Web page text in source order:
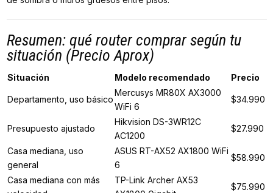
Resumen: qué router comprar según tu
situación (Precio Aprox)
Situación Modelo recomendado Precio
Departamento, uso básico
Mercusys MR80X AX3000
WiFi 6
$34.990
Presupuesto ajustado
Hikvision DS-3WR12C
AC1200
$27.990
Casa mediana, uso
general
ASUS RT-AX52 AX1800 WiFi
6
$58.990
Casa mediana con más
TP-Link Archer AX53
$75.990